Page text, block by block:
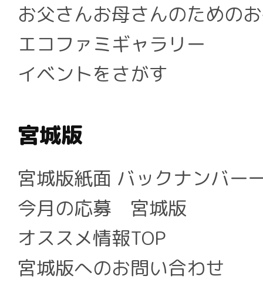
お父さんお母さんのための
エコファミギャラリー
イベントをさがす
宮城版
宮城版紙面 バックナンバー
今月の応募 宮城版
オススメ情報TOP
宮城版へのお問い合わせ